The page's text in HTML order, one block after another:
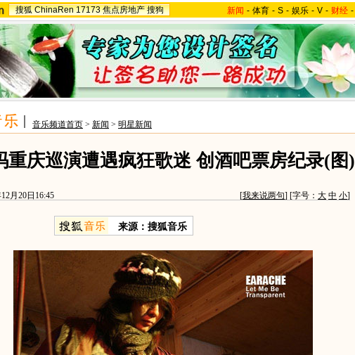
搜狐 ChinaRen 17173 焦点房地产 搜狗 新闻 - 体育 - S - 娱乐 - V - 财经 -
音乐频道首页 > 新闻 > 明星新闻
重庆巡演遭遇疯狂歌迷 创酒吧票房纪录(图)
月20日16:45 [我来说两句] [字号： 大 中 小]
来源：搜狐音乐